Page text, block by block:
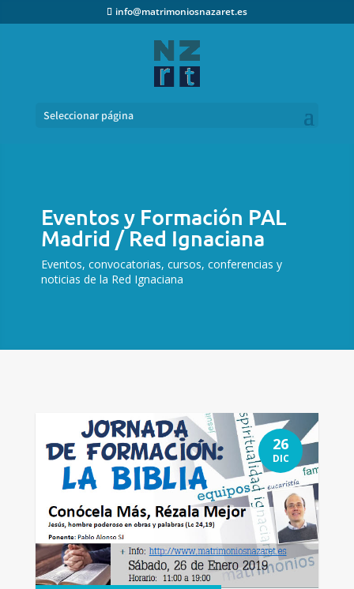
info@matrimoniosnazaret.es
Seleccionar página
Eventos y Formación PAL
Madrid / Red Ignaciana
Eventos, convocatorias, cursos, conferencias y
noticias de la Red Ignaciana
26
DIC